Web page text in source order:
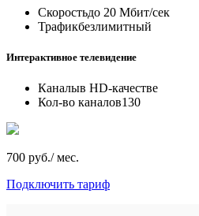
Скоростьдо 20 Мбит/сек
Трафикбезлимитный
Интерактивное телевидение
Каналыв HD-качестве
Кол-во каналов130
700 руб./ мес.
Подключить тариф